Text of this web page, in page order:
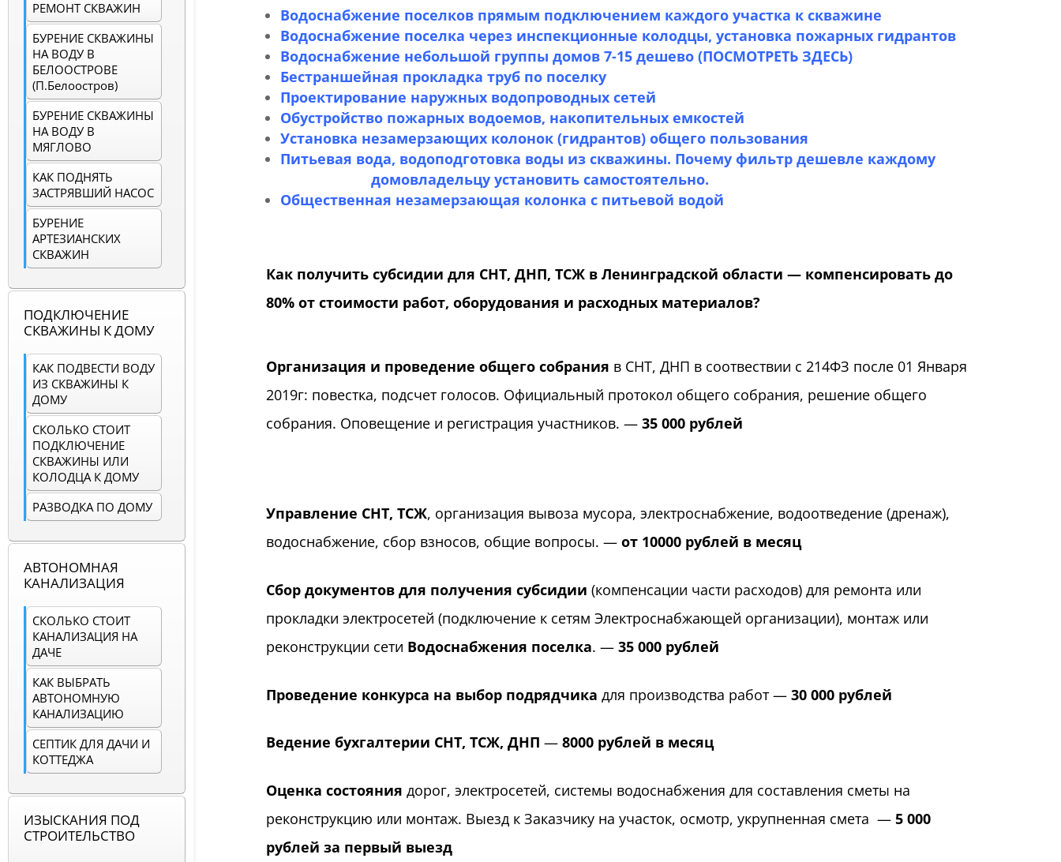
РЕМОНТ СКВАЖИН
БУРЕНИЕ СКВАЖИНЫ
НА ВОДУ В
БЕЛООСТРОВЕ
(п.Белоостров)
БУРЕНИЕ СКВАЖИНЫ
НА ВОДУ В
МЯГЛОВО
КАК ПОДНЯТЬ
ЗАСТРЯВШИЙ НАСОС
БУРЕНИЕ
АРТЕЗИАНСКИХ
СКВАЖИН
ПОДКЛЮЧЕНИЕ
СКВАЖИНЫ К ДОМУ
КАК ПОДВЕСТИ ВОДУ
ИЗ СКВАЖИНЫ К
ДОМУ
СКОЛЬКО СТОИТ
ПОДКЛЮЧЕНИЕ
СКВАЖИНЫ ИЛИ
КОЛОДЦА К ДОМУ
РАЗВОДКА ПО ДОМУ
АВТОНОМНАЯ
КАНАЛИЗАЦИЯ
СКОЛЬКО СТОИТ
КАНАЛИЗАЦИЯ НА
ДАЧЕ
КАК ВЫБРАТЬ
АВТОНОМНУЮ
КАНАЛИЗАЦИЮ
СЕПТИК ДЛЯ ДАЧИ И
КОТТЕДЖА
ИЗЫСКАНИЯ ПОД
СТРОИТЕЛЬСТВО
Водоснабжение поселков прямым подключением каждого участка к скважине
Водоснабжение поселка через инспекционные колодцы, установка пожарных гидрантов
Водоснабжение небольшой группы домов 7-15 дешево (ПОСМОТРЕТЬ ЗДЕСЬ)
Бестраншейная прокладка труб по поселку
Проектирование наружных водопроводных сетей
Обустройство пожарных водоемов, накопительных емкостей
Установка незамерзающих колонок (гидрантов) общего пользования
Питьевая вода, водоподготовка воды из скважины. Почему фильтр дешевле каждому
домовладельцу установить самостоятельно.
Общественная незамерзающая колонка с питьевой водой
Как получить субсидии для СНТ, ДНП, ТСЖ в Ленинградской области — компенсировать до
80% от стоимости работ, оборудования и расходных материалов?
Организация и проведение общего собрания в СНТ, ДНП в соотвествии с 214ФЗ после 01 Января
2019г: повестка, подсчет голосов. Официальный протокол общего собрания, решение общего
собрания. Оповещение и регистрация участников. — 35 000 рублей
Управление СНТ, ТСЖ, организация вывоза мусора, электроснабжение, водоотведение (дренаж),
водоснабжение, сбор взносов, общие вопросы. — от 10000 рублей в месяц
Сбор документов для получения субсидии (компенсации части расходов) для ремонта или
прокладки электросетей (подключение к сетям Электроснабжающей организации), монтаж или
реконструкции сети Водоснабжения поселка. — 35 000 рублей
Проведение конкурса на выбор подрядчика для производства работ — 30 000 рублей
Ведение бухгалтерии СНТ, ТСЖ, ДНП —8000 рублей в месяц
Оценка состояния дорог, электросетей, системы водоснабжения для составления сметы на
реконструкцию или монтаж. Выезд к Заказчику на участок, осмотр, укрупненная смета — 5 000
рублей за первый выезд